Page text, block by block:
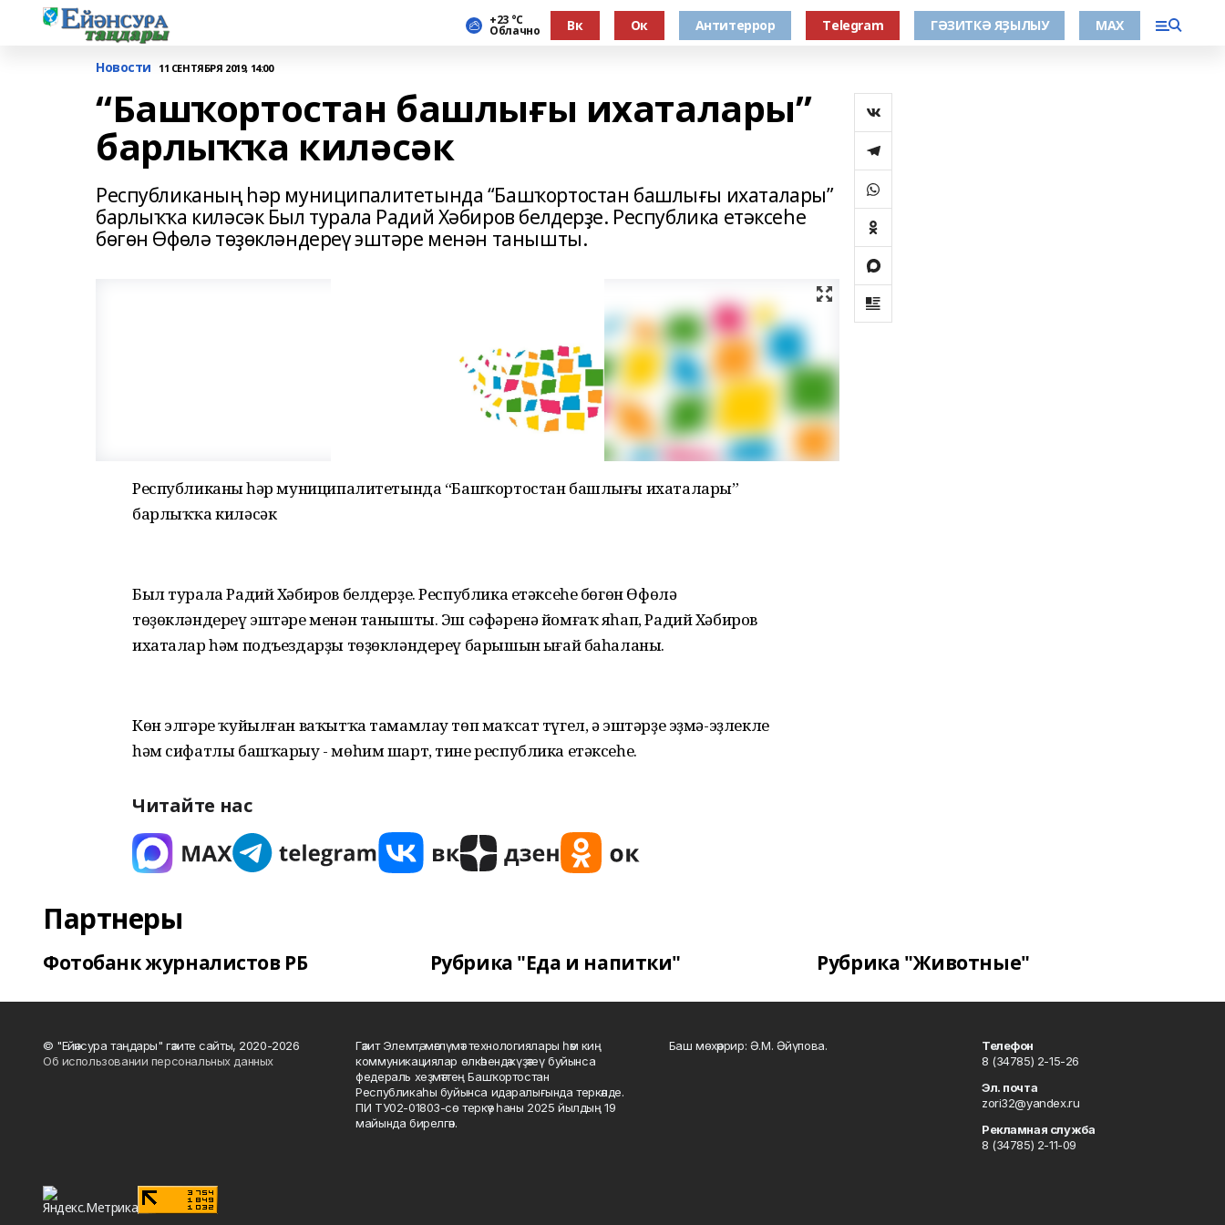
+23 °С
Облачно Вк Ок Антитеррор Тelegram ГӘЗИТКӘ ЯҘЫЛЫУ МАХ
Новости 11 СЕНТЯБРЯ 2019, 14:00
“Башҡортостан башлығы ихаталары”
барлыҡҡа киләсәк
Республиканың һәр муниципалитетында “Башҡортостан башлығы ихаталары”
барлыҡҡа киләсәк Был турала Радий Хәбиров белдерҙе. Республика етәксеһе
бөгөн Өфөлә төҙөкләндереү эштәре менән танышты.
Республиканың һәр муниципалитетында “Башҡортостан башлығы ихаталары”
барлыҡҡа киләсәк
Был турала Радий Хәбиров белдерҙе. Республика етәксеһе бөгөн Өфөлә
төҙөкләндереү эштәре менән танышты. Эш сәфәренә йомғаҡ яһап, Радий Хәбиров
ихаталар һәм подъездарҙы төҙөкләндереү барышын ыңғай баһаланы.
Көн элгәре ҡуйылған ваҡытҡа тамамлау төп маҡсат түгел, ә эштәрҙе эҙмә-эҙлекле
һәм сифатлы башҡарыу - мөһим шарт, тине республика етәксеһе.
Читайте нас
Партнеры
Фотобанк журналистов РБ Рубрика "Еда и напитки" Рубрика "Животные"
© "Ейәнсура таңдары" гәзите сайты, 2020-2026
Об использовании персональных данных
Гәзит Элемтә, мәғлүмәт технологиялары һәм киң
коммуникациялар өлкәһендә күҙәтеү буйынса
федераль хеҙмәттең Башҡортостан
Республикаһы буйынса идаралығында теркәлде.
ПИ ТУ02-01803-сө теркәү һаны 2025 йылдың 19
майында бирелгән.
Баш мөхәррир: Ә.М. Әйүпова.
Телефон
8 (34785) 2-15-26
Эл. почта
zori32@yandex.ru
Рекламная служба
8 (34785) 2-11-09